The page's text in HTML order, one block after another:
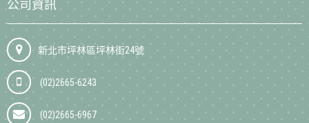
公司資訊
新北市坪林區坪林街24號
(02)2665-6243
(02)2665-6967